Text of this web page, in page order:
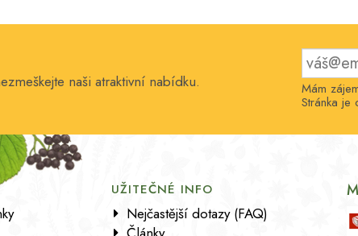
naši atraktivní nabídku. Mám
Stránka
UŽITEČNÉ INFO
Nejčastější dotazy (FAQ)